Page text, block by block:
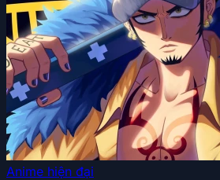
Anime hiện đại